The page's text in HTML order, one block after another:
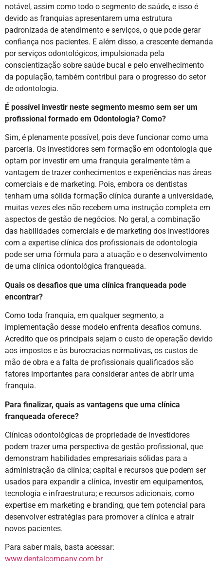
notável, assim como todo o segmento de saúde, e isso é
devido as franquias apresentarem uma estrutura
padronizada de atendimento e serviços, o que pode gerar
confiança nos pacientes. E além disso, a crescente demanda
por serviços odontológicos, impulsionada pela
conscientização sobre saúde bucal e pelo envelhecimento
da população, também contribui para o progresso do setor
de odontologia.
É possível investir neste segmento mesmo sem ser um
profissional formado em Odontologia? Como?
Sim, é plenamente possível, pois deve funcionar como uma
parceria. Os investidores sem formação em odontologia que
optam por investir em uma franquia geralmente têm a
vantagem de trazer conhecimentos e experiências nas áreas
comerciais e de marketing. Pois, embora os dentistas
tenham uma sólida formação clínica durante a universidade,
muitas vezes eles não recebem uma instrução completa em
aspectos de gestão de negócios. No geral, a combinação
das habilidades comerciais e de marketing dos investidores
com a expertise clínica dos profissionais de odontologia
pode ser uma fórmula para a atuação e o desenvolvimento
de uma clínica odontológica franqueada.
Quais os desafios que uma clínica franqueada pode
encontrar?
Como toda franquia, em qualquer segmento, a
implementação desse modelo enfrenta desafios comuns.
Acredito que os principais sejam o custo de operação devido
aos impostos e às burocracias normativas, os custos de
mão de obra e a falta de profissionais qualificados são
fatores importantes para considerar antes de abrir uma
franquia.
Para finalizar, quais as vantagens que uma clínica
franqueada oferece?
Clínicas odontológicas de propriedade de investidores
podem trazer uma perspectiva de gestão profissional, que
demonstram habilidades empresariais sólidas para a
administração da clínica; capital e recursos que podem ser
usados para expandir a clínica, investir em equipamentos,
tecnologia e infraestrutura; e recursos adicionais, como
expertise em marketing e branding, que tem potencial para
desenvolver estratégias para promover a clínica e atrair
novos pacientes.
Para saber mais, basta acessar:
www.dentalcompany.com.br